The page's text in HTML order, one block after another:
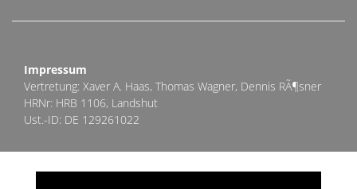
Impressum
Vertretung: Xaver A. Haas, Thomas Wagner, Dennis RÃ¶sner
HRNr: HRB 1106, Landshut
Ust.-ID: DE 129261022